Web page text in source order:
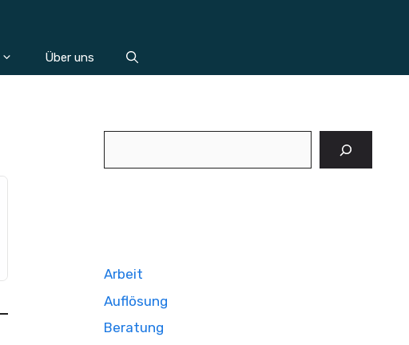
Über uns
Arbeit
Auflösung
Beratung